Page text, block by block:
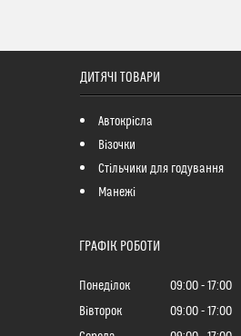
ДИТЯЧІ ТОВАРИ
Автокрісла
Візочки
Стільчики для годування
Манежі
ГРАФІК РОБОТИ
Понеділок 09:00
17:00
Вівторок
09:00
17:00